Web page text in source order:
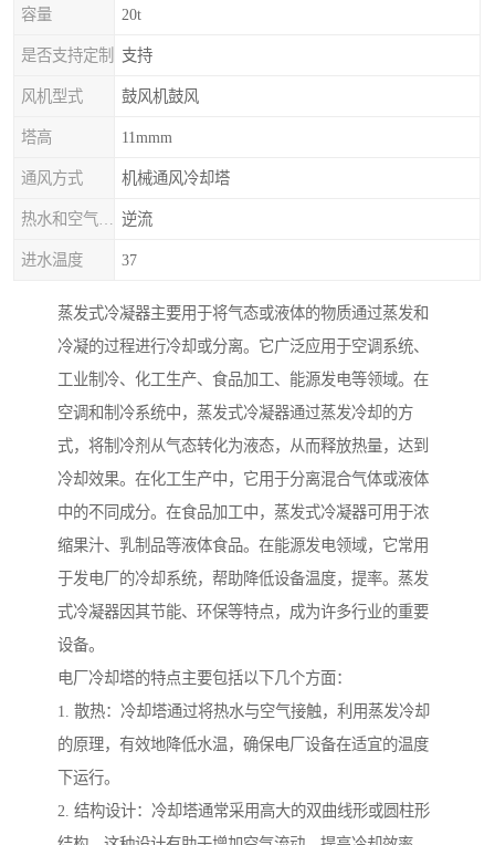
容量 20t
是否支持定制 支持
风机型式 鼓风机鼓风
塔高 11mmm
通风方式 机械通风冷却塔
逆流
进水温度 37
蒸发式冷凝器主要用于将气态或液体的物质通过蒸发和
冷凝的过程进行冷却或分离。它广泛应用于空调系统、
工业制冷、化工生产、食品加工、能源发电等领域。在
空调和制冷系统中，蒸发式冷凝器通过蒸发冷却的方
式，将制冷剂从气态转化为液态，从而释放热量，达到
冷却效果。在化工生产中，它用于分离混合气体或液体
中的不同成分。在食品加工中，蒸发式冷凝器可用于浓
缩果汁、乳制品等液体食品。在能源发电领域，它常用
于发电厂的冷却系统，帮助降低设备温度，提率。蒸发
式冷凝器因其节能、环保等特点，成为许多行业的重要
设备。
电厂冷却塔的特点主要包括以下几个方面：
1. 散热：冷却塔通过将热水与空气接触，利用蒸发冷却
的原理，有效地降低水温，确保电厂设备在适宜的温度
下运行。
2. 结构设计：冷却塔通常采用高大的双曲线形或圆柱形